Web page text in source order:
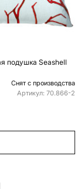
подушка Seashell
Снят с производства
Артикул: 70.866-2